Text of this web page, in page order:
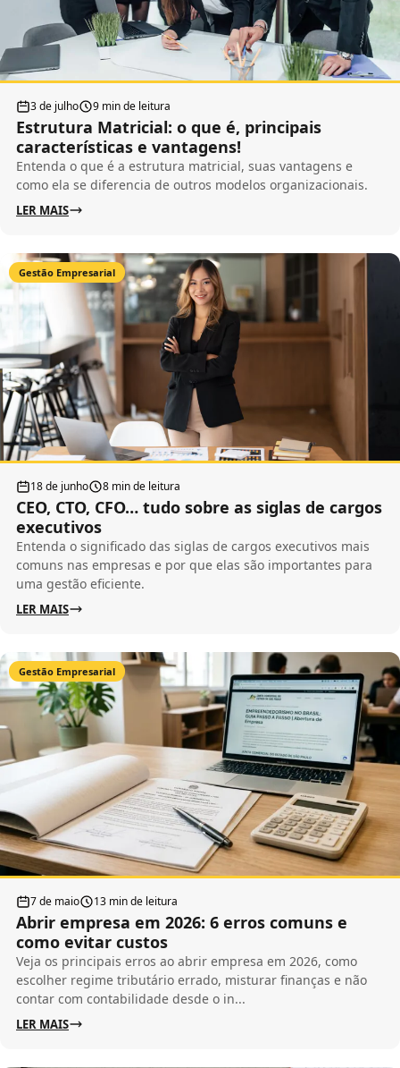
3 de julho 9 min de leitura
Estrutura Matricial: o que é, principais
características e vantagens!
Entenda o que é a estrutura matricial, suas vantagens e
como ela se diferencia de outros modelos organizacionais.
LER MAIS
Gestão Empresarial
18 de junho 8 min de leitura
CEO, CTO, CFO… tudo sobre as siglas de cargos
executivos
Entenda o significado das siglas de cargos executivos mais
comuns nas empresas e por que elas são importantes para
uma gestão eficiente.
LER MAIS
Gestão Empresarial
7 de maio 13 min de leitura
Abrir empresa em 2026: 6 erros comuns e
como evitar custos
Veja os principais erros ao abrir empresa em 2026, como
escolher regime tributário errado, misturar finanças e não
contar com contabilidade desde o in...
LER MAIS